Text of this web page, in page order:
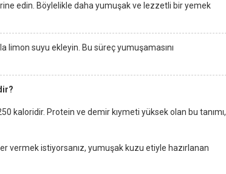
edin. Böylelikle daha yumuşak ve lezzetli bir yemek
limon suyu ekleyin. Bu süreç yumuşamasını
kaloridir. Protein ve demir kıymeti yüksek olan bu tanımı,
vermek istiyorsanız, yumuşak kuzu etiyle hazırlanan